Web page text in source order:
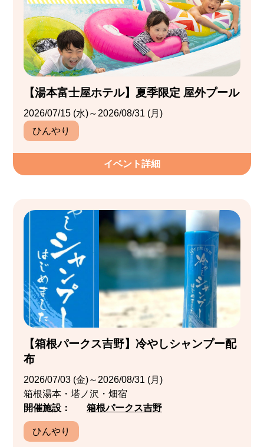
【湯本富士屋ホテル】夏季限定 屋外プール
2026/07/15 (水)～2026/08/31 (月)
ひんやり
イベント詳細
【箱根パークス吉野】冷やしシャンプー配
布
2026/07/03 (金)～2026/08/31 (月)
箱根湯本・塔ノ沢・畑宿
開催施設：
箱根パークス吉野
ひんやり